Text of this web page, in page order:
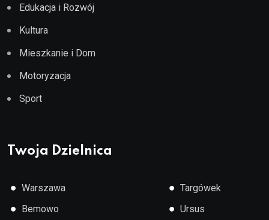
Edukacja i Rozwój
Kultura
Mieszkanie i Dom
Motoryzacja
Sport
Twoja Dzielnica
● Warszawa
● Bemowo
● Targówek
● Ursus